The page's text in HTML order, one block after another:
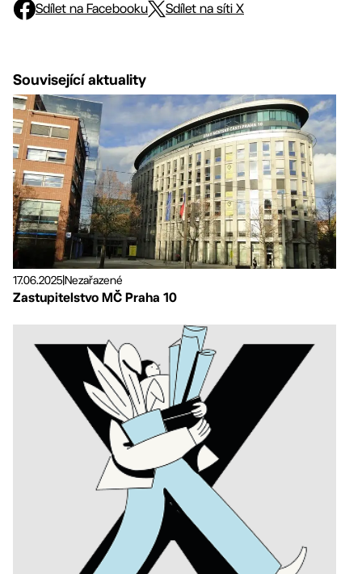
Sdílet na Facebooku Sdílet na síti X
Související aktuality
17.06.2025Nezařazené
Zastupitelstvo MČ Praha 10